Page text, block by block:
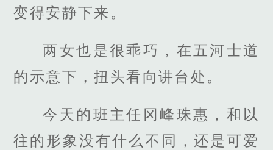
变得安静下来。
两女也是很乖巧，在五河士道
的示意下，扭头看向讲台处。
今天的班主任冈峰珠惠，和以
往的形象没有什么不同，还是可爱